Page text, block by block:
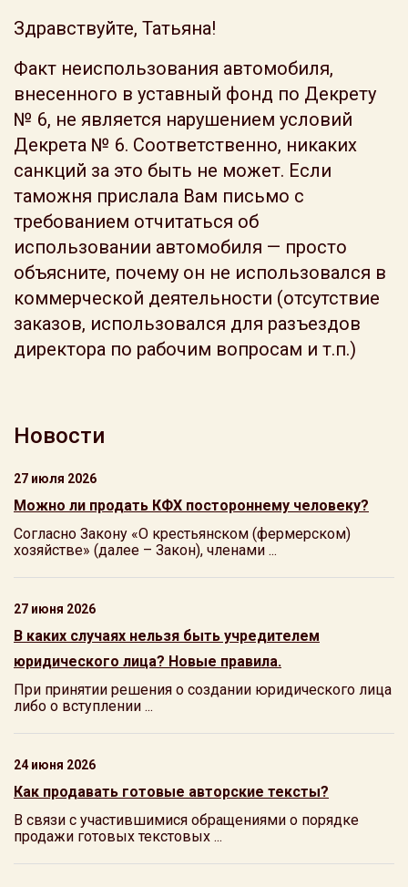
Здравствуйте, Татьяна!
Факт неиспользования автомобиля,
внесенного в уставный фонд по Декрету
№ 6, не является нарушением условий
Декрета № 6. Соответственно, никаких
санкций за это быть не может. Если
таможня прислала Вам письмо с
требованием отчитаться об
использовании автомобиля — просто
объясните, почему он не использовался в
коммерческой деятельности (отсутствие
заказов, использовался для разъездов
директора по рабочим вопросам и т.п.)
Новости
27 июля 2026
Можно ли продать КФХ постороннему человеку?
Согласно Закону «О крестьянском (фермерском)
хозяйстве» (далее – Закон), членами ...
27 июня 2026
В каких случаях нельзя быть учредителем
юридического лица? Новые правила.
При принятии решения о создании юридического лица
либо о вступлении ...
24 июня 2026
Как продавать готовые авторские тексты?
В связи с участившимися обращениями о порядке
продажи готовых текстовых ...